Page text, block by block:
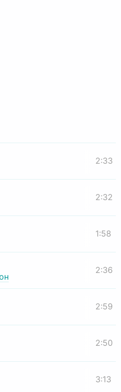
2:33
2:32
1:58
2:36
2:59
2:50
3:13